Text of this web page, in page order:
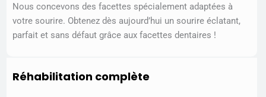
Nous concevons des facettes spécialement adaptées à
votre sourire. Obtenez dès aujourd’hui un sourire éclatant,
parfait et sans défaut grâce aux facettes dentaires !
Réhabilitation complète